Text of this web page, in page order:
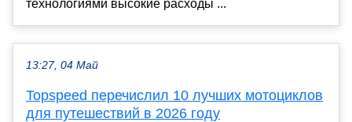
технологиями высокие расходы ...
13:27, 04 Май
Topspeed перечислил 10 лучших мотоциклов
для путешествий в 2026 году